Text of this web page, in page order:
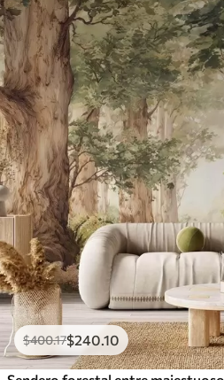
$400.17$240 .10